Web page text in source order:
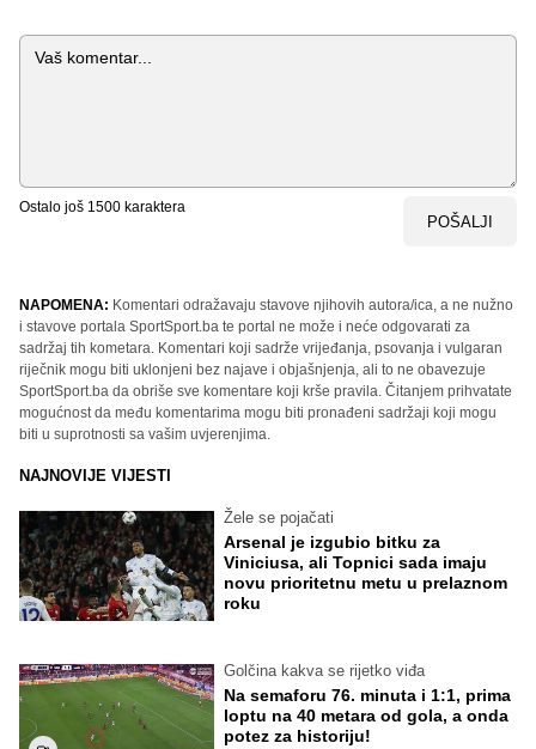
Komentar
Ostalo još 1500 karaktera
POŠALJI
NAPOMENA: Komentari odražavaju stavove njihovih autora/ica, a ne nužno
i stavove portala SportSport.ba te portal ne može i neće odgovarati za
sadržaj tih kometara. Komentari koji sadrže vrijeđanja, psovanja i vulgaran
riječnik mogu biti uklonjeni bez najave i objašnjenja, ali to ne obavezuje
SportSport.ba da obriše sve komentare koji krše pravila. Čitanjem prihvatate
mogućnost da među komentarima mogu biti pronađeni sadržaji koji mogu
biti u suprotnosti sa vašim uvjerenjima.
NAJNOVIJE VIJESTI
Žele se pojačati
Arsenal je izgubio bitku za
Viniciusa, ali Topnici sada imaju
novu prioritetnu metu u prelaznom
roku
Golčina kakva se rijetko viđa
Na semaforu 76. minuta i 1:1, prima
loptu na 40 metara od gola, a onda
potez za historiju!